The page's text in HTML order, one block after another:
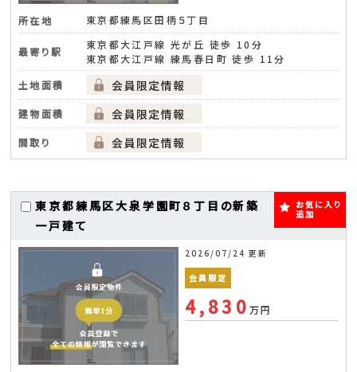
所在地 東京都練馬区田柄５丁目
最寄り駅
東京都大江戸線 光が丘 徒歩 10分
東京都大江戸線 練馬春日町 徒歩 11分
土地面積
建物面積
間取り
東京都練馬区大泉学園町８丁目の新築
一戸建て
お気に入り
追加
2026/07/24 更新
会員限定
4,830万円